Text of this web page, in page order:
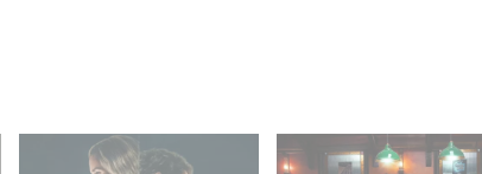
Unfamiliar è al n. 1
When Broken Hearts